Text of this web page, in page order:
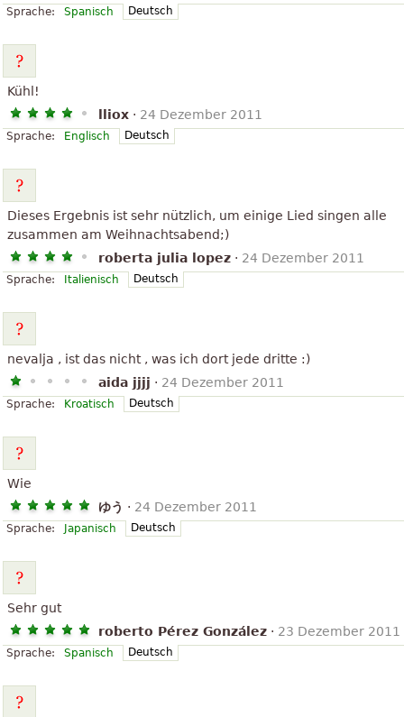
Sprache: Spanisch Deutsch
Kühl!
lliox · 24 Dezember 2011
Sprache: Englisch Deutsch
Dieses Ergebnis ist sehr nützlich, um einige Lied singen alle
zusammen am Weihnachtsabend;)
roberta julia lopez · 24 Dezember 2011
Sprache: Italienisch Deutsch
nevalja , ist das nicht , was ich dort jede dritte :)
aida jjjj · 24 Dezember 2011
Sprache: Kroatisch Deutsch
Wie
ゆう · 24 Dezember 2011
Sprache: Japanisch Deutsch
Sehr gut
roberto Pérez González · 23 Dezember 2011
Sprache: Spanisch Deutsch